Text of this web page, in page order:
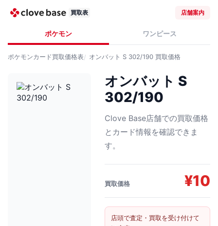
買取表 店舗案内
ポケモン ワンピース
ポケモンカード買取価格表 オンバット S 302/190 買取価格
オンバット S
302/190
Clove Base店舗での買取価格
とカード情報を確認できま
す。
買取価格 ¥10
店頭で査定・買取を受け付けて